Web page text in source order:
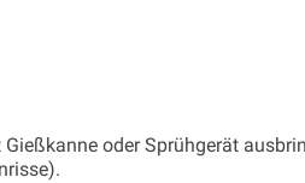
oder Sprühgerät